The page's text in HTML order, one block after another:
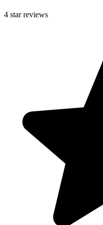
4 star reviews